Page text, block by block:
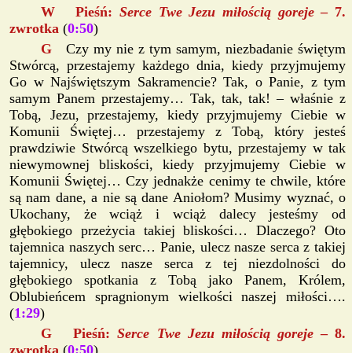
W Pieśń: Serce Twe Jezu miłością goreje– 7.
zwrotka (0:50)
G Czy my nie z tym samym, niezbadanie świętym
Stwórcą, przestajemy każdego dnia, kiedy przyjmujemy
Go w Najświętszym Sakramencie? Tak, o Panie, z tym
samym Panem przestajemy… Tak, tak, tak! – właśnie z
Tobą, Jezu, przestajemy, kiedy przyjmujemy Ciebie w
Komunii Świętej… przestajemy z Tobą, który jesteś
prawdziwie Stwórcą wszelkiego bytu, przestajemy w tak
niewymownej bliskości, kiedy przyjmujemy Ciebie w
Komunii Świętej… Czy jednakże cenimy te chwile, które
są nam dane, a nie są dane Aniołom? Musimy wyznać, o
Ukochany, że wciąż i wciąż dalecy jesteśmy od
głębokiego przeżycia takiej bliskości… Dlaczego? Oto
tajemnica naszych serc… Panie, ulecz nasze serca z takiej
tajemnicy, ulecz nasze serca z tej niezdolności do
głębokiego spotkania z Tobą jako Panem, Królem,
Oblubieńcem spragnionym wielkości naszej miłości….
(1:29)
G Pieśń:Serce Twe Jezu miłością goreje– 8.
zwrotka (0:50)